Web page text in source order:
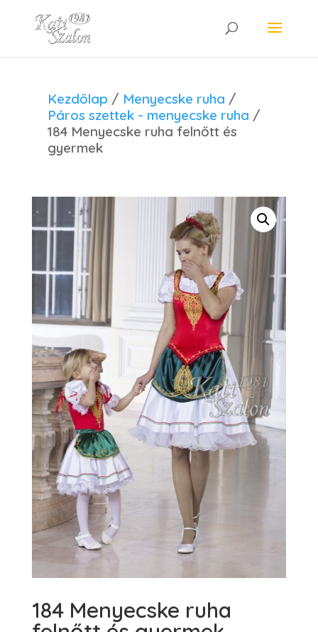
Kezdőlap / Menyecske ruha /
Páros szettek - menyecske ruha /
184 Menyecske ruha felnőtt és
gyermek
184 Menyecske ruha